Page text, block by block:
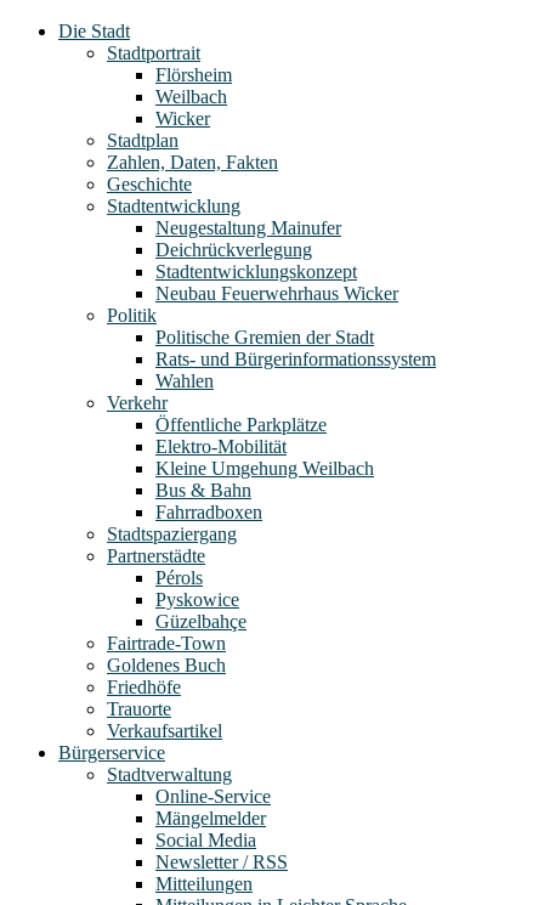
Die Stadt
Stadtportrait
Flörsheim
Weilbach
Wicker
Stadtplan
Zahlen, Daten, Fakten
Geschichte
Stadtentwicklung
Neugestaltung Mainufer
Deichrückverlegung
Stadtentwicklungskonzept
Neubau Feuerwehrhaus Wicker
Politik
Politische Gremien der Stadt
Rats- und Bürgerinformationssystem
Wahlen
Verkehr
Öffentliche Parkplätze
Elektro-Mobilität
Kleine Umgehung Weilbach
Bus & Bahn
Fahrradboxen
Stadtspaziergang
Partnerstädte
Pérols
Pyskowice
Güzelbahçe
Fairtrade-Town
Goldenes Buch
Friedhöfe
Trauorte
Verkaufsartikel
Bürgerservice
Stadtverwaltung
Online-Service
Mängelmelder
Social Media
Newsletter / RSS
Mitteilungen